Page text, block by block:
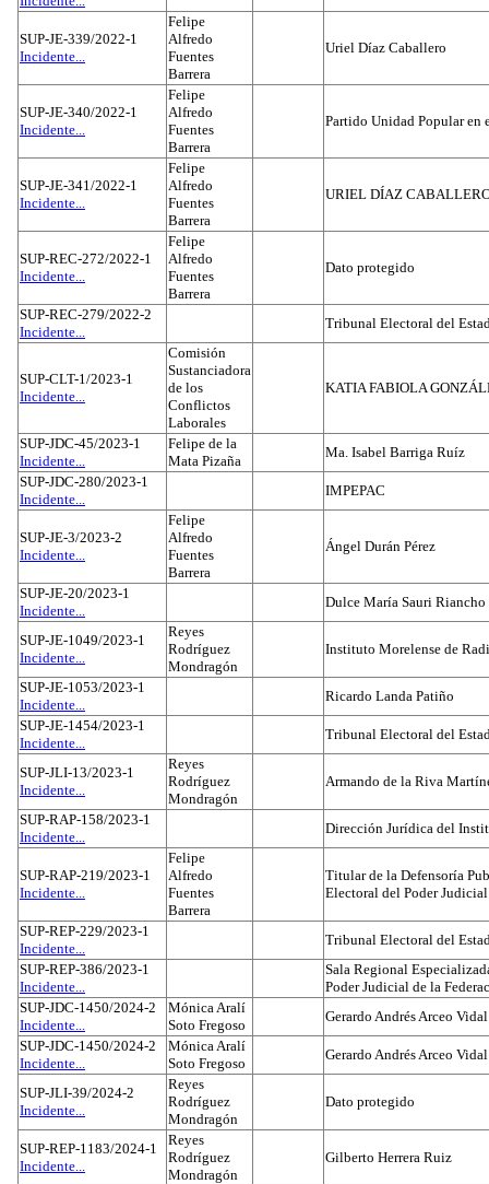
SUP-JE-339/2022-1
Incidente...
Felipe
Alfredo
Fuentes
Barrera
Uriel Díaz Caballero
SUP-JE-340/2022-1
Incidente...
Felipe
Alfredo
Fuentes
Barrera
Partido Unidad Popular en
SUP-JE-341/2022-1
Incidente...
Felipe
Alfredo
Fuentes
Barrera
URIEL DÍAZ
SUP-REC-272/2022-1
Incidente...
Felipe
Alfredo
Fuentes
Barrera
Dato protegido
SUP-REC-279/2022-2
Incidente...
Tribunal Electoral del
SUP-CLT-1/2023-1
Incidente...
Comisión
Sustanciadora
de los
Conflictos
Laborales
KATIA FABIOLA
SUP-JDC-45/2023-1
Incidente...
Felipe de la
Mata Pizaña
Ma. Isabel Barriga Ruíz
SUP-JDC-280/2023-1
Incidente...
IMPEPAC
SUP-JE-3/2023-2
Incidente...
Felipe
Alfredo
Fuentes
Barrera
Ángel Durán Pérez
SUP-JE-20/2023-1
Incidente...
Dulce María Sauri
SUP-JE-1049/2023-1
Incidente...
Reyes
Rodríguez
Mondragón
Instituto Morelense de
SUP-JE-1053/2023-1
Incidente...
Ricardo Landa Patiño
SUP-JE-1454/2023-1
Incidente...
Tribunal Electoral del
SUP-JLI-13/2023-1
Incidente...
Reyes
Rodríguez
Mondragón
Armando de la Riva
SUP-RAP-158/2023-1
Incidente...
Dirección Jurídica del
SUP-RAP-219/2023-1
Incidente...
Felipe
Alfredo
Fuentes
Barrera
Titular de la Defensoría
Electoral del Poder
SUP-REP-229/2023-1
Incidente...
Tribunal Electoral del
SUP-REP-386/2023-1
Incidente...
Sala Regional
Poder Judicial de la
SUP-JDC-1450/2024-2
Incidente...
Mónica Aralí
Soto Fregoso
Gerardo Andrés Arceo Vidal
SUP-JDC-1450/2024-2
Incidente...
Mónica Aralí
Soto Fregoso
Gerardo Andrés Arceo Vidal
SUP-JLI-39/2024-2
Incidente...
Reyes
Rodríguez
Mondragón
Dato protegido
SUP-REP-1183/2024-1
Incidente...
Reyes
Rodríguez
Mondragón
Gilberto Herrera Ruiz